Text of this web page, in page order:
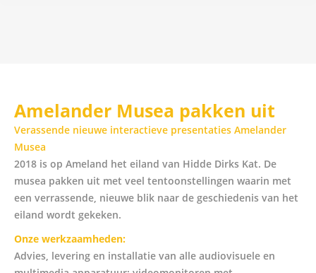
Amelander Musea pakken uit
Verassende nieuwe interactieve presentaties Amelander
Musea
2018 is op Ameland het eiland van Hidde Dirks Kat. De
musea pakken uit met veel tentoonstellingen waarin met
een verrassende, nieuwe blik naar de geschiedenis van het
eiland wordt gekeken.
Onze werkzaamheden:
Advies, levering en installatie van alle audiovisuele en